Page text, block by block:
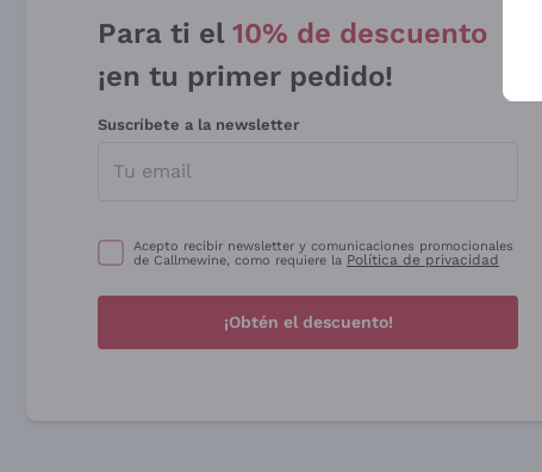
Para ti el 10% de descuento
¡en tu primer pedido!
Suscríbete a la newsletter
Acepto recibir newsletter y comunicaciones promocionales
de Callmewine, como requiere la Política de privacidad
¡Obtén el descuento!